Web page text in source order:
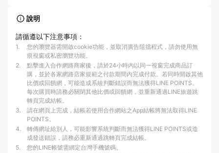
說明
請循遵以下注意事項：
1.
您的瀏覽器需開啟cookie功能，並取消廣告阻擋程式，請勿使用無
痕視窗或私密瀏覽功能。
2.
點擊進入合作網路商家後，請於24小時內以同一視窗完成商品訂
購，並於各家網路店家規範之付款期間內完成付款。若同時開啟其他
比價或回饋網，可能造成系統判斷錯誤而無法獲得LINE POINTS。
每次購買時請務必關閉其他比價或回饋網，並重新通過LINE旅遊跳
轉頁完成結帳。
3.
請在網頁上完成，結帳若使用合作網站之App結帳將無法取得LINE
POINTS。
4.
轉傳網址給別人，可能影響系統判斷而無法獲得LINE POINTS或造
成發送錯誤，請務必重新通過跳轉頁完成結帳。
5.
您的LINE帳號需綁定台灣手機號碼。